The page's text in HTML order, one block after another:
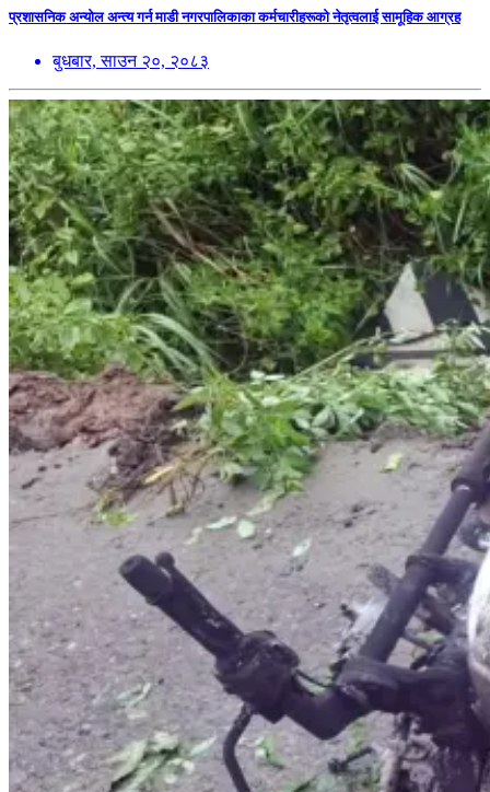
प्रशासनिक अन्योल अन्त्य गर्न माडी नगरपालिकाका कर्मचारीहरूको नेतृत्वलाई सामूहिक आग्रह
बुधबार, साउन २०, २०८३